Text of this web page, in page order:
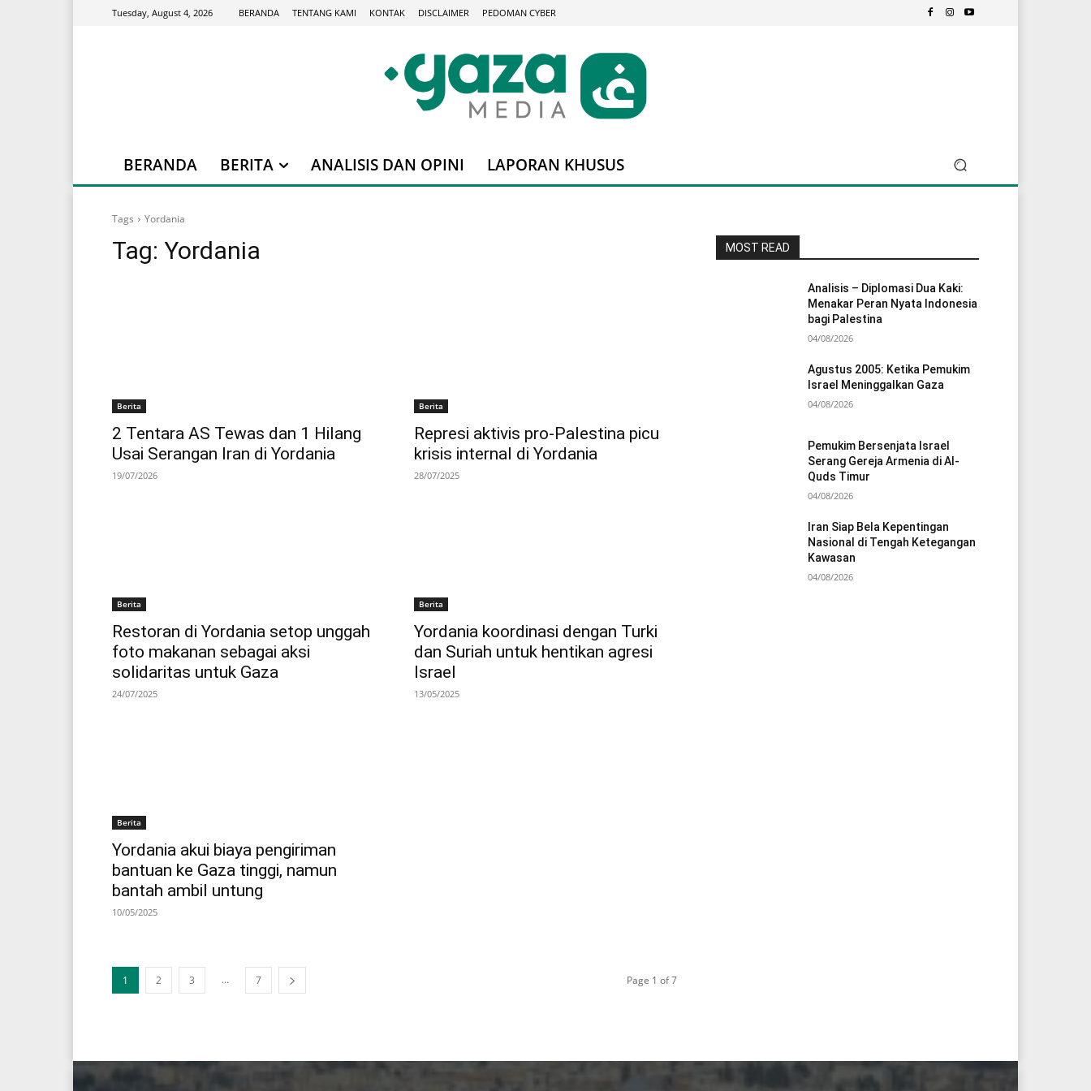
Tuesday, August 4, 2026 BERANDA TENTANG KAMI KONTAK DISCLAIMER PEDOMAN CYBER
BERANDA BERITA ANALISIS DAN OPINI LAPORAN KHUSUS
Tags Yordania
Tag: Yordania
Berita
2 Tentara AS Tewas dan 1 Hilang
Usai Serangan Iran di Yordania
19/07/2026
Berita
Represi aktivis pro-Palestina picu
krisis internal di Yordania
28/07/2025
Berita
Restoran di Yordania setop unggah
foto makanan sebagai aksi
solidaritas untuk Gaza
24/07/2025
Berita
Yordania koordinasi dengan Turki
dan Suriah untuk hentikan agresi
Israel
13/05/2025
Berita
Yordania akui biaya pengiriman
bantuan ke Gaza tinggi, namun
bantah ambil untung
10/05/2025
1 2 3 ... 7 Page 1 of 7
MOST READ
Analisis – Diplomasi Dua Kaki:
Menakar Peran Nyata Indonesia
bagi Palestina
04/08/2026
Agustus 2005: Ketika Pemukim
Israel Meninggalkan Gaza
04/08/2026
Pemukim Bersenjata Israel
Serang Gereja Armenia di Al-
Quds Timur
04/08/2026
Iran Siap Bela Kepentingan
Nasional di Tengah Ketegangan
Kawasan
04/08/2026